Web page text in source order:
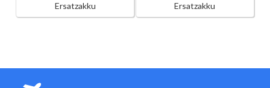
Ersatzakku
Ersatzakku